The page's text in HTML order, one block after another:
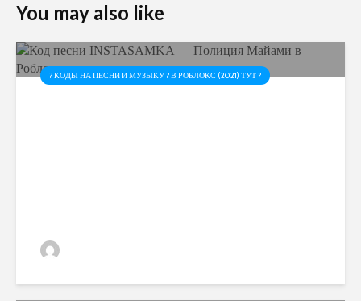
You may also like
? КОДЫ НА ПЕСНИ И МУЗЫКУ ? В РОБЛОКС (2021) ТУТ ?